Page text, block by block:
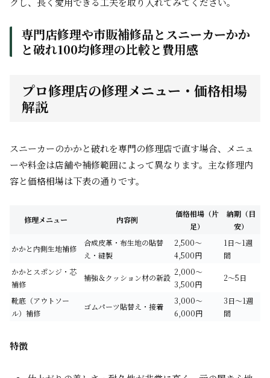
専門店修理や市販補修品とスニーカーかか
と破れ100均修理の比較と費用感
プロ修理店の修理メニュー・価格相場
解説
スニーカーのかかと破れを専門の修理店で直す場合、メニュ
ーや料金は店舗や補修範囲によって異なります。主な修理内
容と価格相場は下表の通りです。
修理メニュー 内容例
価格相場（片
足）
納期（目
安）
かかと内側生地補修
合成皮革・布生地の貼替
え・縫製
2,500～
4,500円
1日～1週
間
かかとスポンジ・芯
補修
補強＆クッション材の新設
2,000～
3,500円
2～5日
靴底（アウトソー
ル）補修
ゴムパーツ貼替え・接着
3,000～
6,000円
3日～1週
間
特徴